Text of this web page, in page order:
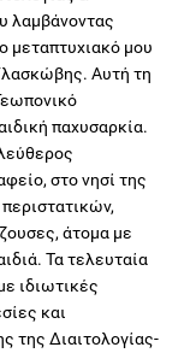
λαμβάνοντας
μεταπτυχιακό μου
Αυτή τη
παχυσαρκία.
στο νησί της
άτομα με
Τα τελευταία
ιδιωτικές
και
της Διαιτολογίας-